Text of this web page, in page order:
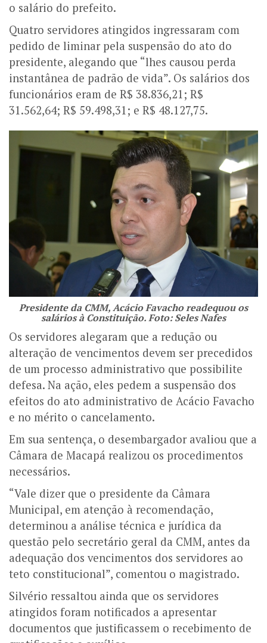
o salário do prefeito.
Quatro servidores atingidos ingressaram com
pedido de liminar pela suspensão do ato do
presidente, alegando que “lhes causou perda
instantânea de padrão de vida”. Os salários dos
funcionários eram de R$ 38.836,21; R$
31.562,64; R$ 59.498,31; e R$ 48.127,75.
Presidente da CMM, Acácio Favacho readequou os
salários à Constituição. Foto: Seles Nafes
Os servidores alegaram que a redução ou
alteração de vencimentos devem ser precedidos
de um processo administrativo que possibilite
defesa. Na ação, eles pedem a suspensão dos
efeitos do ato administrativo de Acácio Favacho
e no mérito o cancelamento.
Em sua sentença, o desembargador avaliou que a
Câmara de Macapá realizou os procedimentos
necessários.
“Vale dizer que o presidente da Câmara
Municipal, em atenção à recomendação,
determinou a análise técnica e jurídica da
questão pelo secretário geral da CMM, antes da
adequação dos vencimentos dos servidores ao
teto constitucional”, comentou o magistrado.
Silvério ressaltou ainda que os servidores
atingidos foram notificados a apresentar
documentos que justificassem o recebimento de